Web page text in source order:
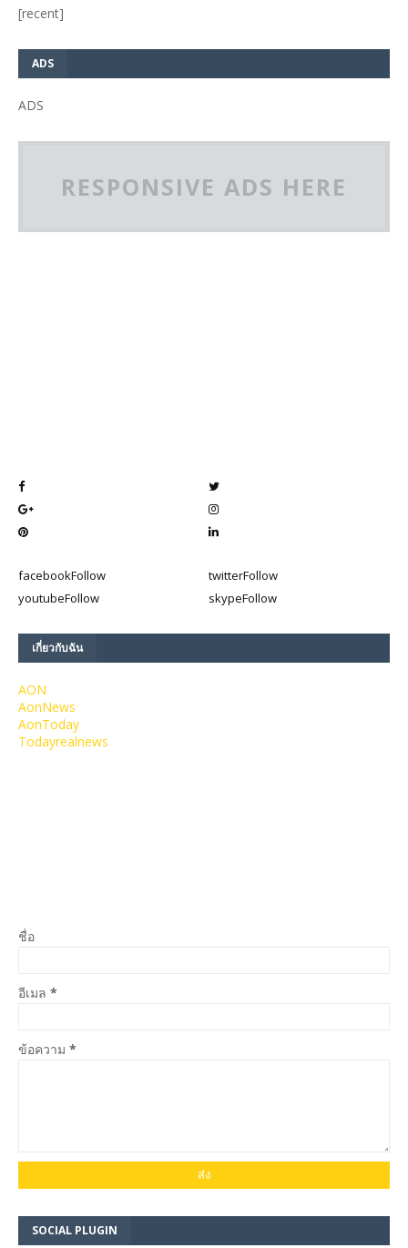
[recent]
ADS
ADS
RESPONSIVE ADS HERE
facebookFollow twitterFollow
youtubeFollow skypeFollow
เกี่ยวกับฉัน
AON
AonNews
AonToday
Todayrealnews
ชื่อ
อีเมล *
ข้อความ *
SOCIAL PLUGIN